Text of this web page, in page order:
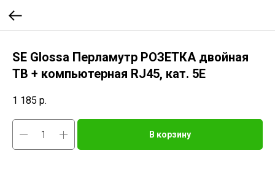
SE Glossa Перламутр РОЗЕТКА двойная
ТВ + компьютерная RJ45, кат. 5Е
1 185 р.
В корзину